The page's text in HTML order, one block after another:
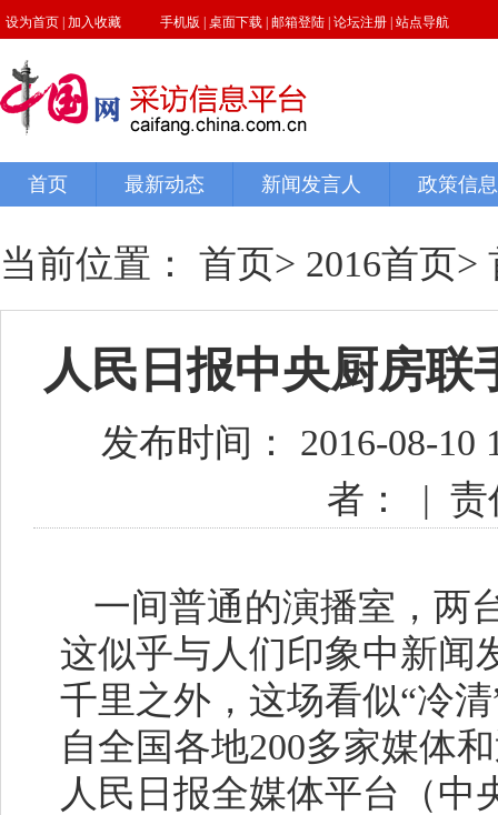
当前位置： 首页> 2016首页>
人民日报中央厨房联
发布时间： 2016-08-10
者：
| 责
一间普通的演播室，
这似乎与人们印象中新闻
千里之外，这场看似“冷
自全国各地200多家媒体
人民日报全媒体平台（中